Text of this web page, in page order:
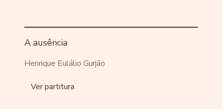
A ausência
Henrique Eulálio Gurjão
Ver partitura